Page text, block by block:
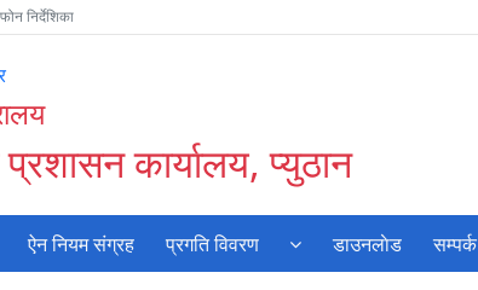
निर्देशिका
कार्यालय, प्युठान
ऐन नियम संग्रह प्रगति विवरण डाउनलाेड सम्पर्क